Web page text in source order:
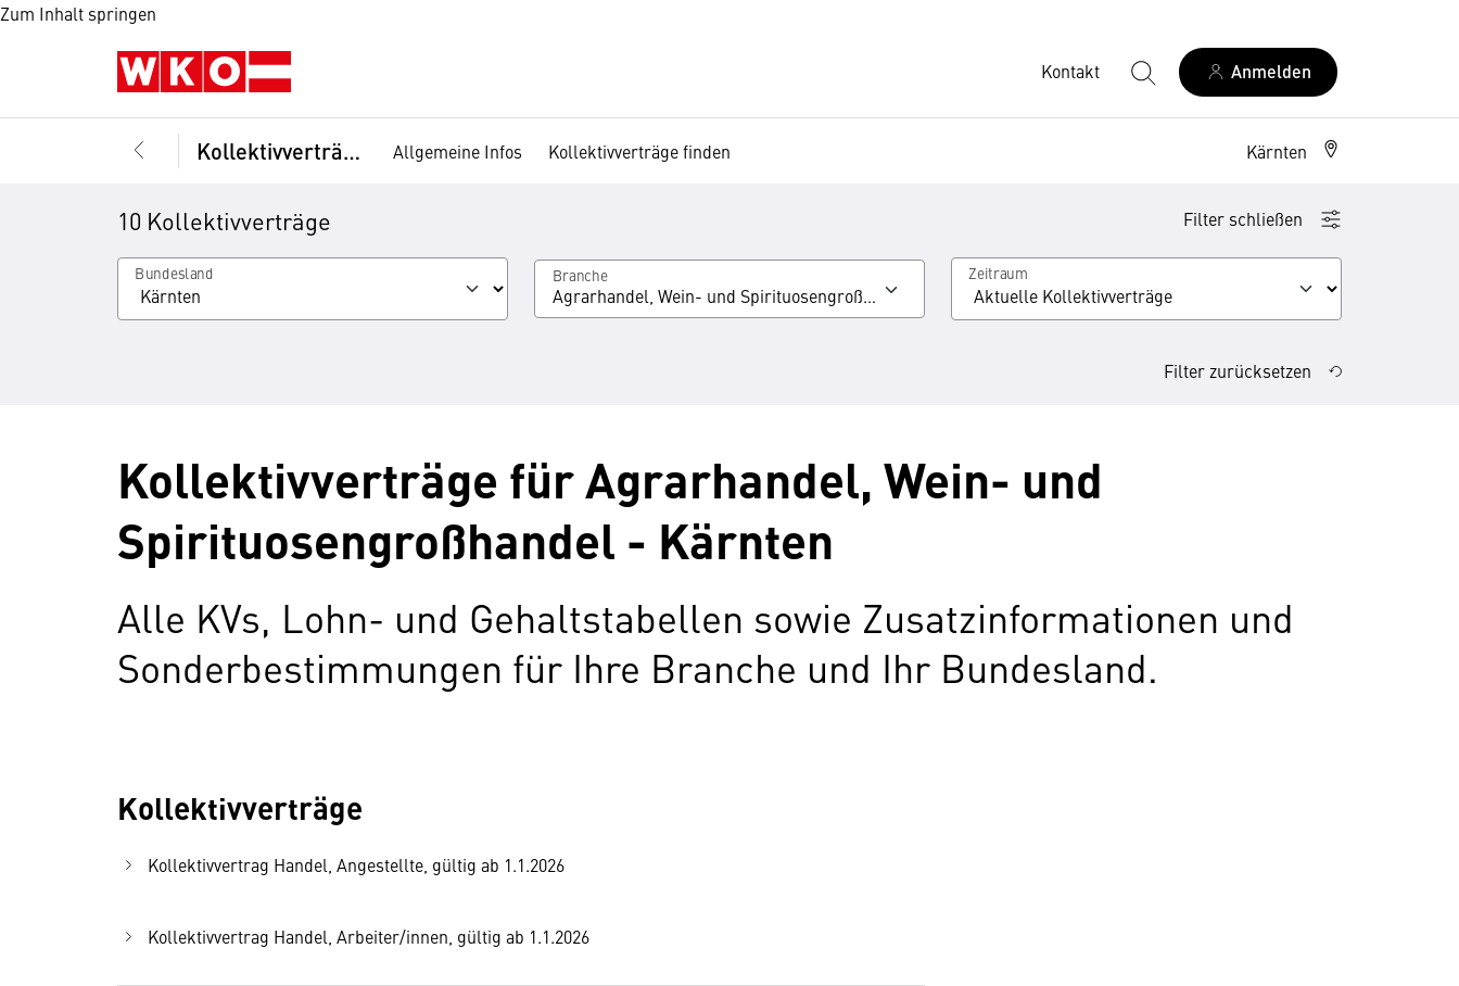
Zum Inhalt springen
Kontakt Anmelden
Kollektivverträge Allgemeine Infos Kollektivverträge finden Kärnten
10 Kollektivverträge Filter schließen
Bundesland Branche
Agrarhandel, Wein- und Spirituosengroßhandel
Zeitraum
Filter zurücksetzen
Kollektivverträge für Agrarhandel, Wein- und
Spirituosengroßhandel - Kärnten
Alle KVs, Lohn- und Gehaltstabellen sowie Zusatzinformationen und
Sonderbestimmungen für Ihre Branche und Ihr Bundesland.
Kollektivverträge
Kollektivvertrag Handel, Angestellte, gültig ab 1.1.2026
Kollektivvertrag Handel, Arbeiter/innen, gültig ab 1.1.2026